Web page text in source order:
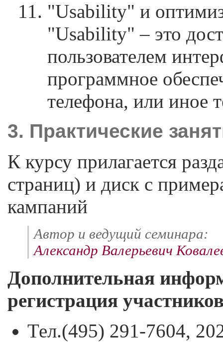
"Usability" и
"Usability" – это
пользователем
программное
телефона, или иное
3. Практические
К курсу прилагается
страниц) и диск с
кампаний
Автор и ведущий семинара:
Александр Валерьевич
Дополнительная
регистрация
Тел.(495) 291-7604,